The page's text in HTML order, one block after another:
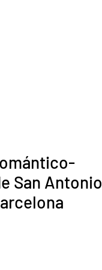
San